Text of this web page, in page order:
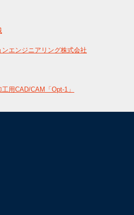
エンジニアリング株式会社
用CAD/CAM「Opt-1」